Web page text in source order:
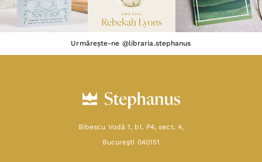
Urmărește-ne @libraria.stephanus
Bibescu Vodă 1, bl. P4, sect. 4,
Bucureşti 040151